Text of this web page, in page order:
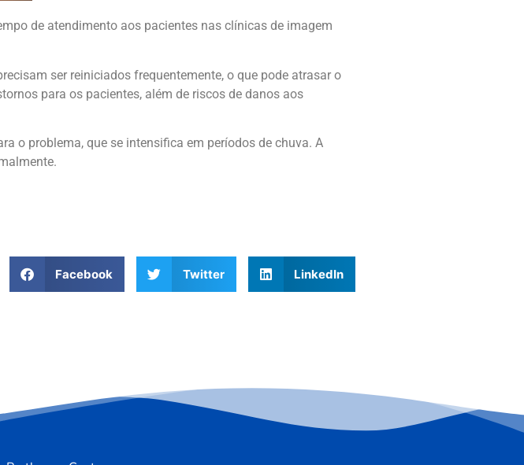
de atendimento aos pacientes nas clínicas de imagem
ser reiniciados frequentemente, o que pode atrasar o
para os pacientes, além de riscos de danos aos
o problema, que se intensifica em períodos de chuva. A
Facebook Twitter LinkedIn